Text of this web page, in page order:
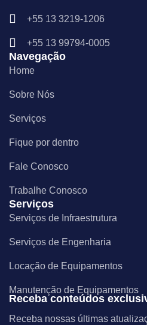
r
m
i
+55 13 3219-1206
+55 13 99794-0005
Navegação
Home
Sobre Nós
Serviços
Fique por dentro
Fale Conosco
Trabalhe Conosco
Serviços
Serviços de Infraestrutura
Serviços de Engenharia
Locação de Equipamentos
Manutenção de Equipamentos
Receba conteúdos
Receba nossas últimas